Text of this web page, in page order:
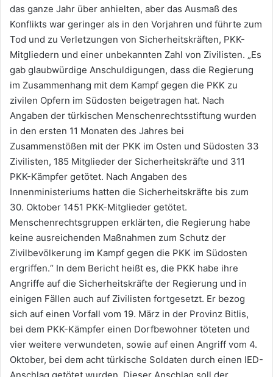
das ganze Jahr über anhielten, aber das Ausmaß des
Konflikts war geringer als in den Vorjahren und führte zum
Tod und zu Verletzungen von Sicherheitskräften, PKK-
Mitgliedern und einer unbekannten Zahl von Zivilisten. „Es
gab glaubwürdige Anschuldigungen, dass die Regierung
im Zusammenhang mit dem Kampf gegen die PKK zu
zivilen Opfern im Südosten beigetragen hat. Nach
Angaben der türkischen Menschenrechtsstiftung wurden
in den ersten 11 Monaten des Jahres bei
Zusammenstößen mit der PKK im Osten und Südosten 33
Zivilisten, 185 Mitglieder der Sicherheitskräfte und 311
PKK-Kämpfer getötet. Nach Angaben des
Innenministeriums hatten die Sicherheitskräfte bis zum
30. Oktober 1451 PKK-Mitglieder getötet.
Menschenrechtsgruppen erklärten, die Regierung habe
keine ausreichenden Maßnahmen zum Schutz der
Zivilbevölkerung im Kampf gegen die PKK im Südosten
ergriffen.“ In dem Bericht heißt es, die PKK habe ihre
Angriffe auf die Sicherheitskräfte der Regierung und in
einigen Fällen auch auf Zivilisten fortgesetzt. Er bezog
sich auf einen Vorfall vom 19. März in der Provinz Bitlis,
bei dem PKK-Kämpfer einen Dorfbewohner töteten und
vier weitere verwundeten, sowie auf einen Angriff vom 4.
Oktober, bei dem acht türkische Soldaten durch einen IED-
Anschlag getötet wurden. Dieser Anschlag soll der